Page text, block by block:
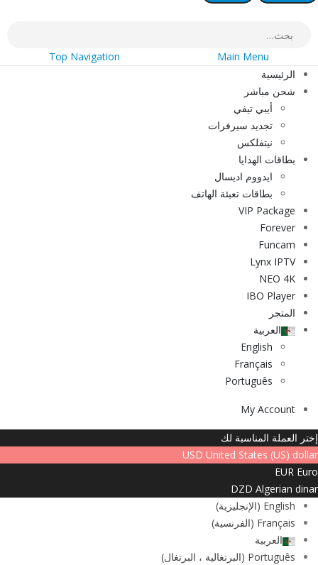
Main Menu
Top Navigation
الرئيسية
شحن مباشر
أيبي تيفي
تجديد سيرفرات
نيتفلكس
بطاقات الهدايا
ايدووم اديسال
بطاقات تعبئة الهاتف
VIP Package
Forever
Funcam
Lynx IPTV
NEO 4K
IBO Player
المتجر
العربية
English
Français
Português
My Account
إختر العملة المناسبة لك
USD United States (US) dollar
EUR Euro
DZD Algerian dinar
English
(الإنجليزية)
Français
(الفرنسية)
العربية
Português
(البرتغالية ، البرتغال)